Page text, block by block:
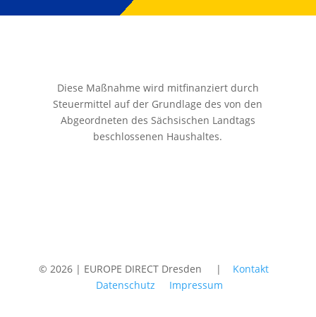
Diese Maßnahme wird mitfinanziert durch
Steuermittel auf der Grundlage des von den
Abgeordneten des Sächsischen Landtags
beschlossenen Haushaltes.
© 2026 | EUROPE DIRECT Dresden | Kontakt
Datenschutz
Impressum